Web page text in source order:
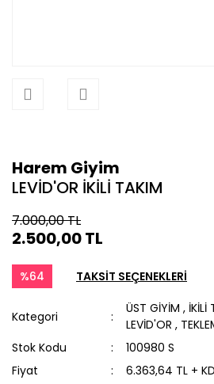
Harem Giyim
LEVİD'OR İKİLİ TAKIM
7.000,00 TL
2.500,00 TL
%64 TAKSİT SEÇENEKLERİ
Kategori
ÜST GİYİM , İKİLİ
LEVİD'OR ,
Stok Kodu
100980 S
Fiyat
6.363,64 TL +